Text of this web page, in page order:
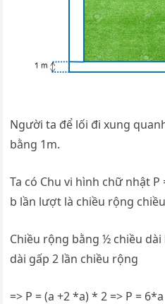
Người ta để lối đi xung
bằng 1m.
Ta có Chu vi hình chữ nhật P
b lần lượt là chiều rộng
Chiều rộng bằng ½ chiều
dài gấp 2 lần chiều rộng
=> P = (a +2 *a) * 2 => P = 6*a